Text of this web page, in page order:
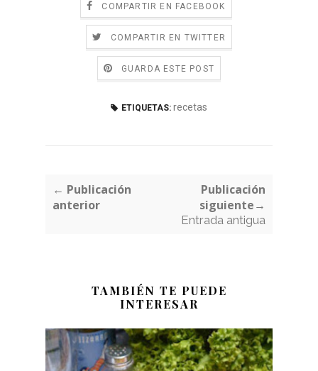
COMPARTIR EN FACEBOOK
COMPARTIR EN TWITTER
GUARDA ESTE POST
ETIQUETAS: recetas
← Publicación
anterior
Publicación
siguiente→
Entrada antigua
TAMBIÉN TE PUEDE
INTERESAR